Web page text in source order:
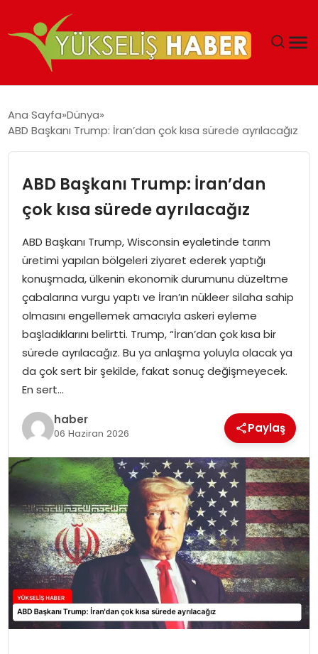
MALIYETLERINI AZALTIYOR’
Ana Sayfa Dünya
ABD Başkanı Trump: İran’dan çok kısa sürede ayrılacağız
ABD Başkanı Trump: İran’dan
çok kısa sürede ayrılacağız
ABD Başkanı Trump, Wisconsin eyaletinde tarım
üretimi yapılan bölgeleri ziyaret ederek yaptığı
konuşmada, ülkenin ekonomik durumunu düzeltme
çabalarına vurgu yaptı ve İran’ın nükleer silaha sahip
olmasını engellemek amacıyla askeri eyleme
başladıklarını belirtti. Trump, “İran’dan çok kısa bir
sürede ayrılacağız. Bu ya anlaşma yoluyla olacak ya
da çok sert bir şekilde, fakat sonuç değişmeyecek.
En sert…
haber
06 Haziran 2026 Paylaş